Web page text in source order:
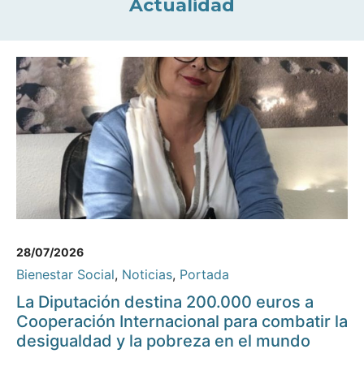
Actualidad
28/07/2026
Bienestar Social, Noticias, Portada
La Diputación destina 200.000 euros a
Cooperación Internacional para combatir la
desigualdad y la pobreza en el mundo